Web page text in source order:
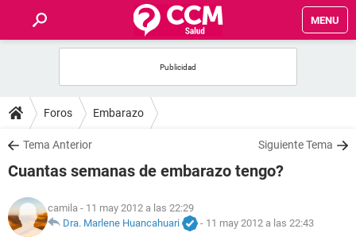
MENU
FOROS
SALUD
NUTRICIÓN
Foros Embarazo
Tema Anterior Siguiente Tema
Cuantas semanas de embarazo tengo?
camila - 11 may 2012 a las 22:29
Dra. Marlene Huancahuari
- 11 may 2012 a las 22:43